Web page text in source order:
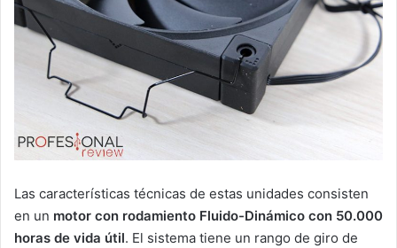
Las características técnicas de estas unidades consisten
en un motor con rodamiento Fluido-Dinámico con 50.000
horas de vida útil. El sistema tiene un rango de giro de